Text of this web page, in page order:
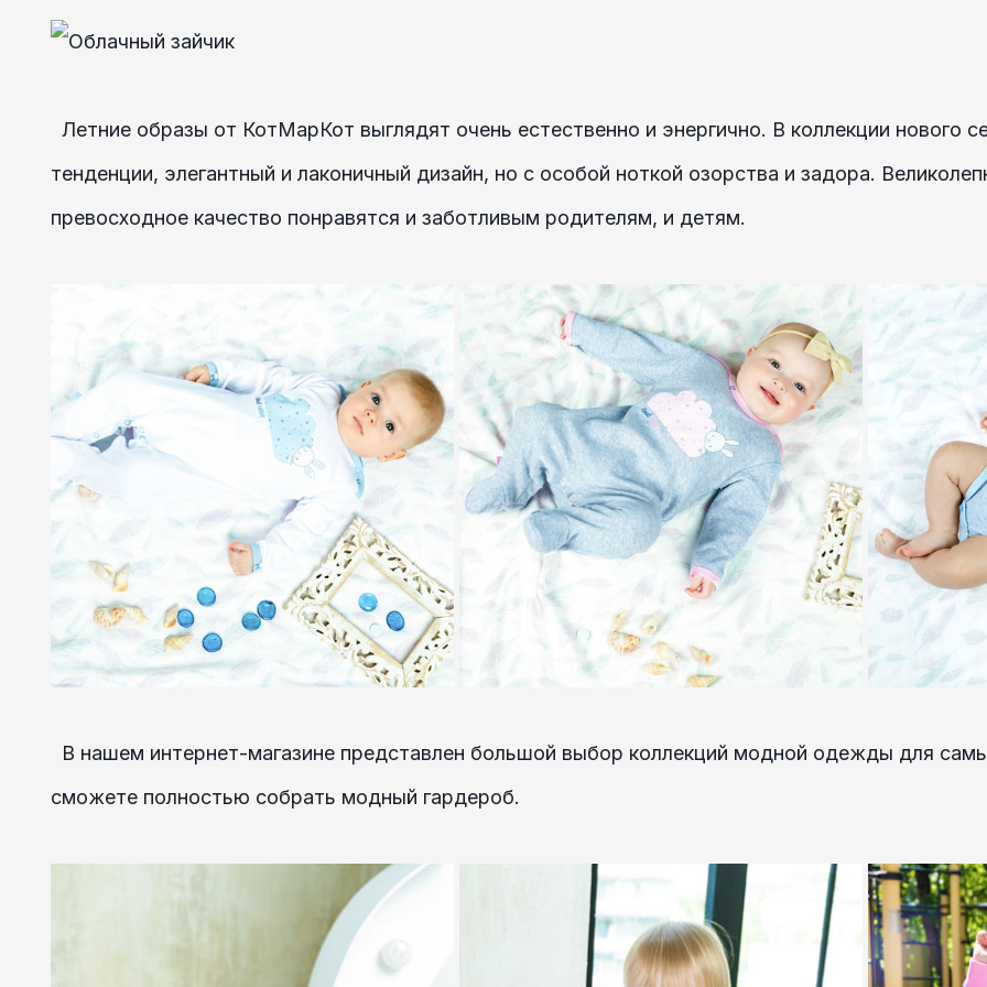
Летние образы от КотМарКот выглядят очень естественно и энергично. В коллекции нового
тенденции, элегантный и лаконичный дизайн, но с особой ноткой озорства и задора.
превосходное качество понравятся и заботливым родителям, и детям.
В нашем интернет-магазине представлен большой выбор коллекций модной одежды для
сможете полностью собрать модный гардероб.